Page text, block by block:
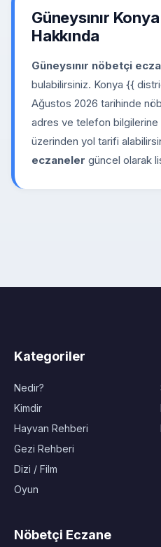
Güneysınır
Hakkında
Güneysınır nöbetçi
bulabilirsiniz. Konya {{
Ağustos 2026 tarihinde
adres ve telefon bilgilerine
üzerinden yol tarifi
eczaneler güncel olarak
Kategoriler
Nedir?
Kimdir
Hayvan Rehberi
Gezi Rehberi
Dizi / Film
Oyun
Nöbetçi Eczane